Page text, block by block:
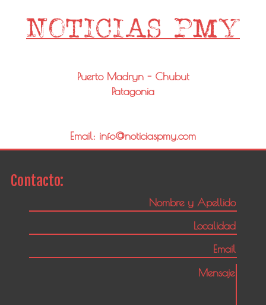
Puerto Madryn - Chubut
Patagonia
Email: info@noticiaspmy.com
Contacto: